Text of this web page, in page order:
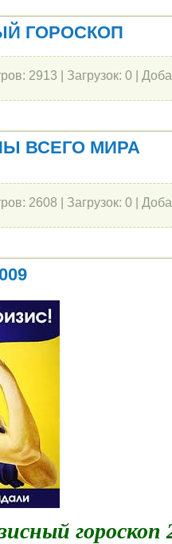
ГОРОСКОП
2913 Загрузок: 0
ВСЕГО МИРА
2608 Загрузок: 0
гороскоп